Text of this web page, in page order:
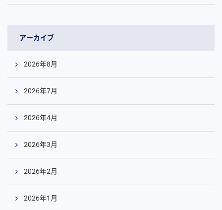
アーカイブ
2026年8月
2026年7月
2026年4月
2026年3月
2026年2月
2026年1月